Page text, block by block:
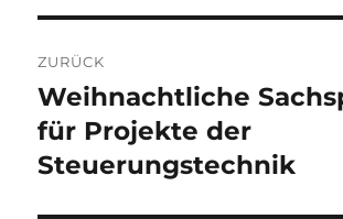
ZURÜCK
Vorheriger
Beitrag:
Weihnachtliche
für Projekte der
Steuerungstechnik